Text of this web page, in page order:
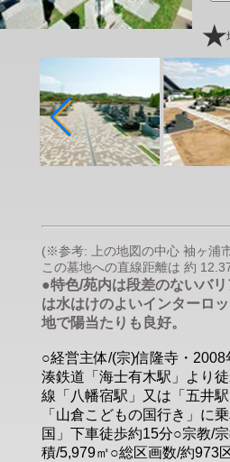
(※参考: 上の地図の中心 袖ヶ浦
この墓地への直線距離は 約
●特色/苑内は段差のないバ
は水はけのよいインターロ
地で陽当たりも良好。
○経営主体/(宗)信隆寺・
湊鉄道「海士有木駅」より
線「八幡宿駅」又は「五井
「山倉こどもの国行き」に
国」下車徒歩約15分○宗教/
積/5,979㎡○総区画数/約973